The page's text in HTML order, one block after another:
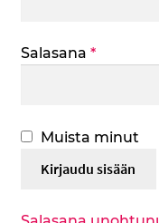
Salasana *
Muista minut
Kirjaudu sisään